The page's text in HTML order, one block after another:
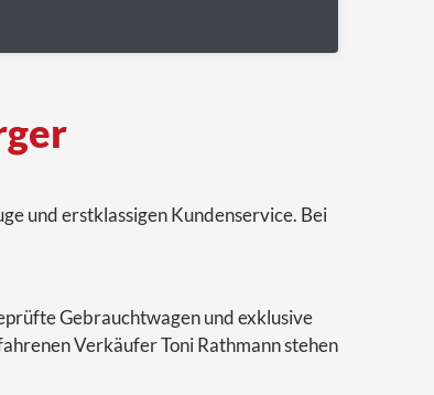
und erstklassigen Kundenservice. Bei
Gebrauchtwagen und exklusive
Verkäufer Toni Rathmann stehen